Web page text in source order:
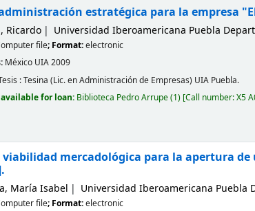
estratégica para la empresa
Ricardo Universidad Iberoamericana Puebla
file; Format:electronic
México UIA2009
: Tesina (Lic. en Administración de Empresas) UIA Puebla.
for loan: Biblioteca Pedro Arrupe(1) Call number:X5
mercadológica para la apertura
María Isabel Universidad Iberoamericana Puebla
file; Format:electronic